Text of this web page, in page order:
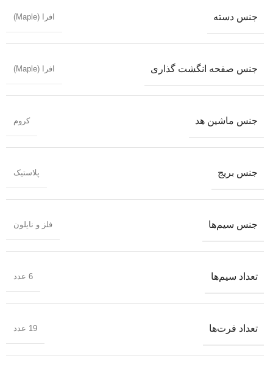
جنس دسته افرا (Maple)
جنس صفحه انگشت گذاری افرا (Maple)
جنس ماشین هد کروم
جنس بریج پلاستیک
جنس سیم‌ها فلز و نایلون
تعداد سیم‌ها 6 عدد
تعداد فرت‌ها 19 عدد